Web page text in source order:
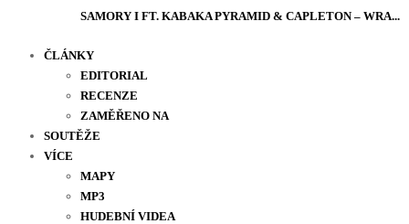
SAMORY I FT. KABAKA PYRAMID & CAPLETON – WRA...
ČLÁNKY
EDITORIAL
RECENZE
ZAMĚŘENO NA
SOUTĚŽE
VÍCE
MAPY
MP3
HUDEBNÍ VIDEA